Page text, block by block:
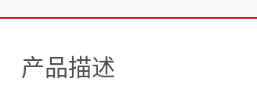
产品描述